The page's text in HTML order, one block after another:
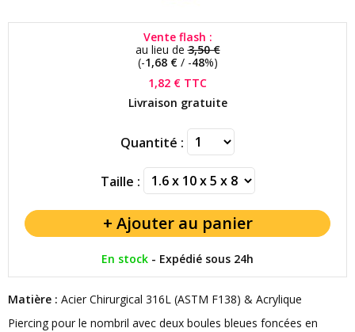
Vente flash :
au lieu de3,50 €
(-1,68 €/ -48%)
1,82 € TTC
Livraison gratuite
Quantité :
Taille :
En stock - Expédié sous 24h
Matière : Acier Chirurgical 316L (ASTM F138) & Acrylique
Piercing pour le nombril avec deux boules bleues foncées en